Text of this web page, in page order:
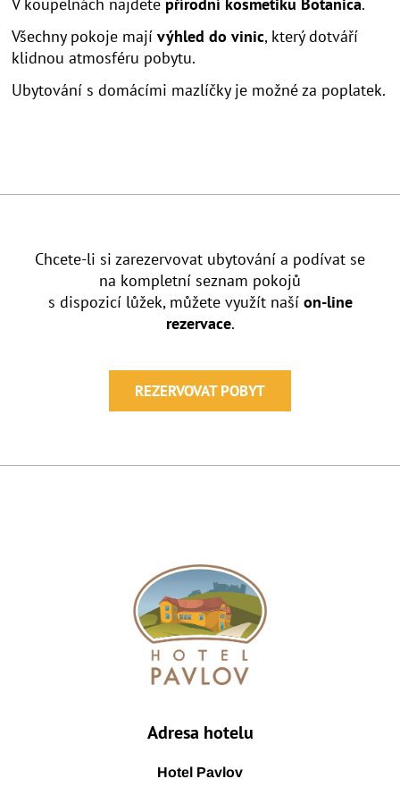
Všechny pokoje majívýhled do vinic, který dotváří
klidnou atmosféru pobytu.
Ubytování s domácími mazlíčky je možné za poplatek.
Chcete-li si zarezervovat ubytování a podívat se
na kompletní seznam pokojů
s dispozicí lůžek, můžete využít naší on-line
rezervace.
REZERVOVAT POBYT
Adresa hotelu
Hotel Pavlov